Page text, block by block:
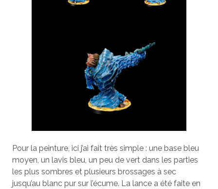
Pour la peinture, ici j’ai fait très simple : une base bleu
moyen, un lavis bleu, un peu de vert dans les parties
les plus sombres et plusieurs brossages à sec
jusqu’au blanc pur sur l’écume. La lance a été faite en